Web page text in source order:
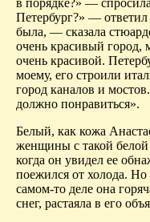
Петербург?» —
была, — сказала
очень красивый город,
очень красивой.
моему, его строили
город каналов и
должно понравиться».
Белый, как кожа
женщины с такой
когда он увидел ее
поежился от холода. Но
самом-то деле она
снег, растаяла в его